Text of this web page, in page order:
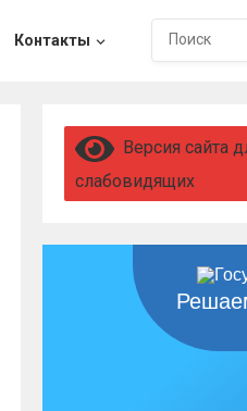
Контакты
Версия сайта
слабовидящих